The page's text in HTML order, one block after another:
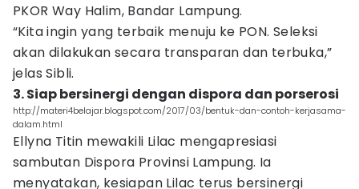
PKOR Way Halim, Bandar Lampung.
“Kita ingin yang terbaik menuju ke PON. Seleksi
akan dilakukan secara transparan dan terbuka,”
jelas Sibli.
3. Siap bersinergi dengan dispora dan porserosi
http://materi4belajar.blogspot.com/2017/03/bentuk-dan-contoh-kerjasama-
dalam.html
Ellyna Titin mewakili Lilac mengapresiasi
sambutan Dispora Provinsi Lampung. Ia
menyatakan, kesiapan Lilac terus bersinergi